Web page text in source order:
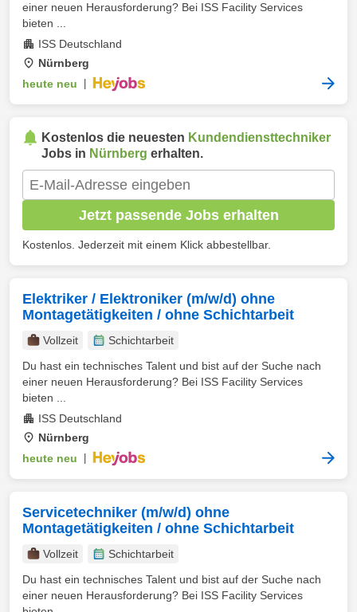
einer neuen Herausforderung? Bei ISS Facility Services
bieten ...
ISS Deutschland
Nürnberg
heute neu
Kostenlos die neuesten Kundendiensttechniker
Jobs in Nürnberg erhalten.
Jetzt passende Jobs erhalten
Kostenlos. Jederzeit mit einem Klick abbestellbar.
Elektriker / Elektroniker (m/w/d) ohne
Montagetätigkeiten / ohne Schichtarbeit
Vollzeit
Schichtarbeit
Du hast ein technisches Talent und bist auf der Suche nach
einer neuen Herausforderung? Bei ISS Facility Services
bieten ...
ISS Deutschland
Nürnberg
heute neu
Servicetechniker (m/w/d) ohne
Montagetätigkeiten / ohne Schichtarbeit
Vollzeit
Schichtarbeit
Du hast ein technisches Talent und bist auf der Suche nach
einer neuen Herausforderung? Bei ISS Facility Services